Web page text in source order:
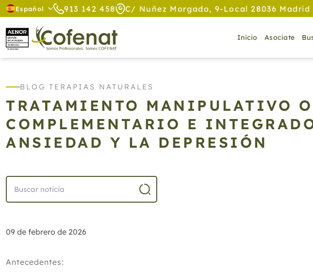
Español 913 142 458 C/ Nuñez Morgado, 9-Local 28036 Madrid
Inicio Asociate
BLOG TERAPIAS NATURALES
TRATAMIENTO MANIPULATIVO
COMPLEMENTARIO E
ANSIEDAD Y LA DEPRESIÓN
09 de febrero de 2026
Antecedentes: